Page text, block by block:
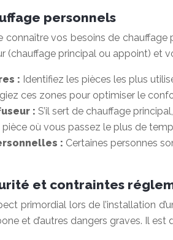
personnels
connaître vos besoins de chauffage
(chauffage principal ou appoint) et
: Identifiez les pièces les plus
ces zones pour optimiser le
: S’il sert de chauffage
où vous passez le plus de
: Certaines personnes
et contraintes
primordial lors de l’installation
et d’autres dangers graves. Il